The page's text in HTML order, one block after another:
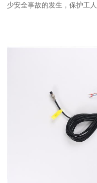
少安全事故的发生，保护工